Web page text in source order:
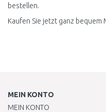
bestellen.
Kaufen Sie jetzt ganz bequem
MEIN KONTO
MEIN KONTO